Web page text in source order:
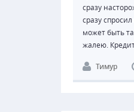
сразу
сразу
может быть
жалею.
Тимур